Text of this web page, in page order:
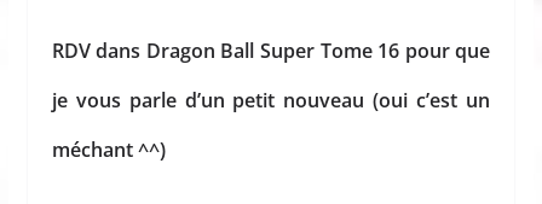
RDV dans Dragon Ball Super Tome 16 pour que
je vous parle d’un petit nouveau (oui c’est un
méchant ^^)